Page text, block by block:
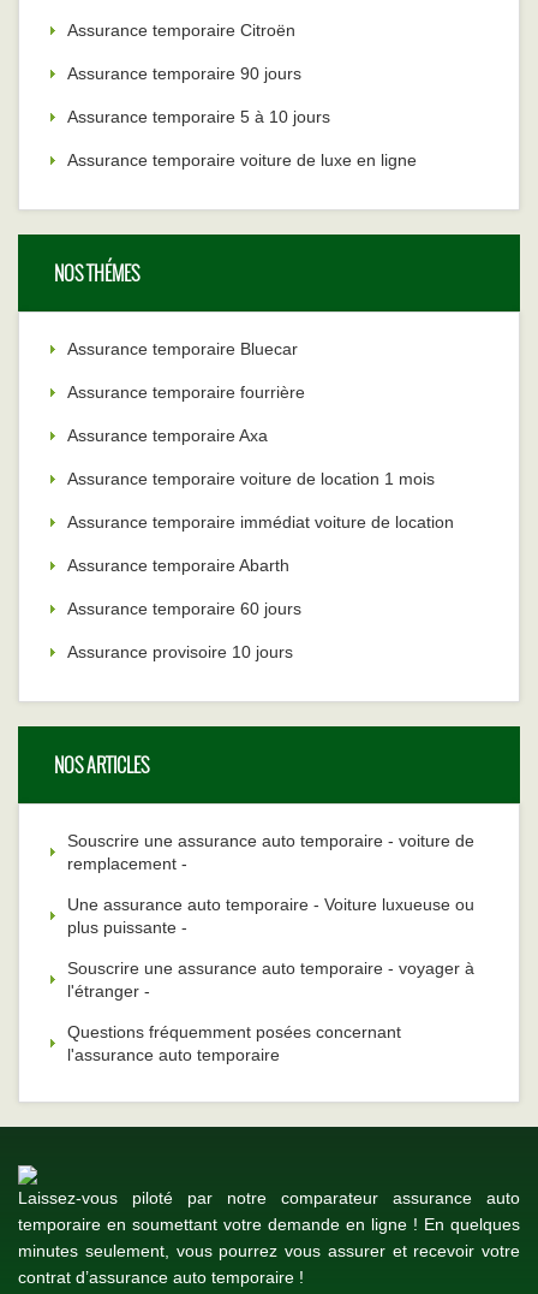
Assurance temporaire Citroën
Assurance temporaire 90 jours
Assurance temporaire 5 à 10 jours
Assurance temporaire voiture de luxe en ligne
NOS THÉMES
Assurance temporaire Bluecar
Assurance temporaire fourrière
Assurance temporaire Axa
Assurance temporaire voiture de location 1 mois
Assurance temporaire immédiat voiture de location
Assurance temporaire Abarth
Assurance temporaire 60 jours
Assurance provisoire 10 jours
NOS ARTICLES
Souscrire une assurance auto temporaire - voiture de
remplacement -
Une assurance auto temporaire - Voiture luxueuse ou
plus puissante -
Souscrire une assurance auto temporaire - voyager à
l'étranger -
Questions fréquemment posées concernant
l'assurance auto temporaire
Laissez-vous piloté par notre comparateur assurance auto
temporaire en soumettant votre demande en ligne ! En quelques
minutes seulement, vous pourrez vous assurer et recevoir votre
contrat d’assurance auto temporaire !